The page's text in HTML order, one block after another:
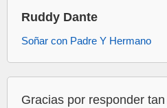
Ruddy Dante
Soñar con Padre Y Hermano
Gracias por responder